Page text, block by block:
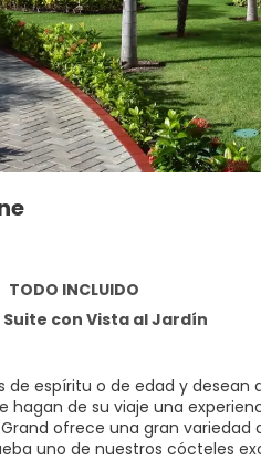
TODO INCLUIDO
Suite con Vista al Jardín
de espíritu o de edad y
de su viaje una
ofrece una gran
uno de nuestros cócteles